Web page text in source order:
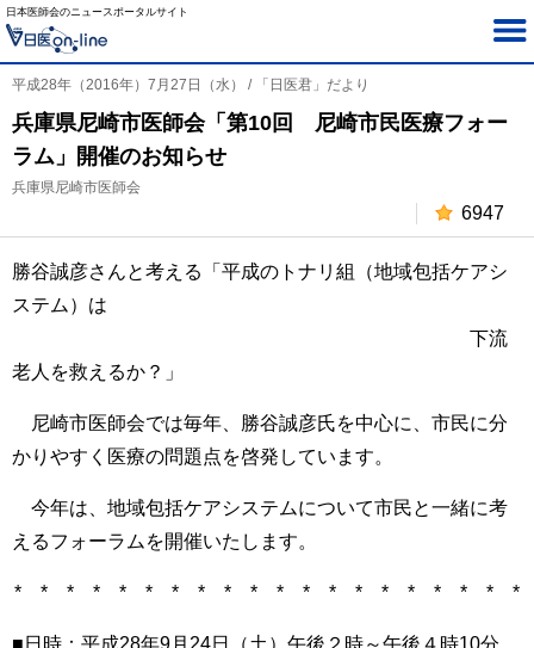
日本医師会のニュースポータルサイト
平成28年（2016年）7月27日（水） / 「日医君」だより
兵庫県尼崎市医師会「第10回 尼崎市民医療フォー
ラム」開催のお知らせ
兵庫県尼崎市医師会
6947
勝谷誠彦さんと考える「平成のトナリ組（地域包括ケアシ
ステム）は
下流
老人を救えるか？」
尼崎市医師会では毎年、勝谷誠彦氏を中心に、市民に分
かりやすく医療の問題点を啓発しています。
今年は、地域包括ケアシステムについて市民と一緒に考
えるフォーラムを開催いたします。
* * * * * * * * * * * * * * * * * * * *
■日時：平成28年9月24日（土）午後２時～午後４時10分